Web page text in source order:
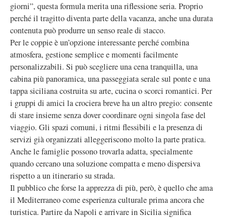
giorni”, questa formula merita una riflessione seria. Proprio
perché il tragitto diventa parte della vacanza, anche una durata
contenuta può produrre un senso reale di stacco.
Per le coppie è un’opzione interessante perché combina
atmosfera, gestione semplice e momenti facilmente
personalizzabili. Si può scegliere una cena tranquilla, una
cabina più panoramica, una passeggiata serale sul ponte e una
tappa siciliana costruita su arte, cucina o scorci romantici. Per
i gruppi di amici la crociera breve ha un altro pregio: consente
di stare insieme senza dover coordinare ogni singola fase del
viaggio. Gli spazi comuni, i ritmi flessibili e la presenza di
servizi già organizzati alleggeriscono molto la parte pratica.
Anche le famiglie possono trovarla adatta, specialmente
quando cercano una soluzione compatta e meno dispersiva
rispetto a un itinerario su strada.
Il pubblico che forse la apprezza di più, però, è quello che ama
il Mediterraneo come esperienza culturale prima ancora che
turistica. Partire da Napoli e arrivare in Sicilia significa